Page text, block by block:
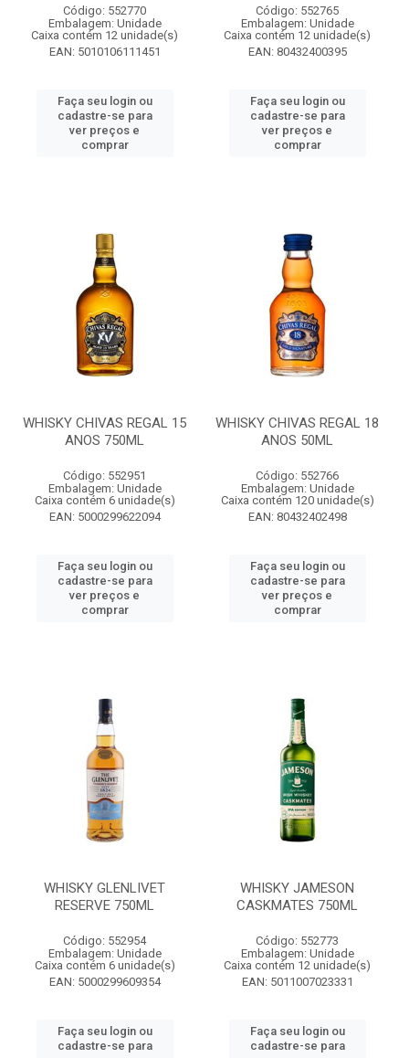
Código: 552770
Embalagem: Unidade
Caixa contém 12 unidade(s)
EAN: 5010106111451
Faça seu login ou
cadastre-se para
ver preços e
comprar
Código: 552765
Embalagem: Unidade
Caixa contém 12 unidade(s)
EAN: 80432400395
Faça seu login ou
cadastre-se para
ver preços e
comprar
WHISKY CHIVAS REGAL 15
ANOS 750ML
Código: 552951
Embalagem: Unidade
Caixa contém 6 unidade(s)
EAN: 5000299622094
Faça seu login ou
cadastre-se para
ver preços e
comprar
WHISKY CHIVAS REGAL 18
ANOS 50ML
Código: 552766
Embalagem: Unidade
Caixa contém 120 unidade(s)
EAN: 80432402498
Faça seu login ou
cadastre-se para
ver preços e
comprar
WHISKY GLENLIVET
RESERVE 750ML
Código: 552954
Embalagem: Unidade
Caixa contém 6 unidade(s)
EAN: 5000299609354
Faça seu login ou
cadastre-se para
WHISKY JAMESON
CASKMATES 750ML
Código: 552773
Embalagem: Unidade
Caixa contém 12 unidade(s)
EAN: 5011007023331
Faça seu login ou
cadastre-se para